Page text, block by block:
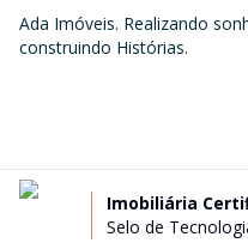
Ada Imóveis. Realizando
construindo Histórias.
Imobiliária
Selo de